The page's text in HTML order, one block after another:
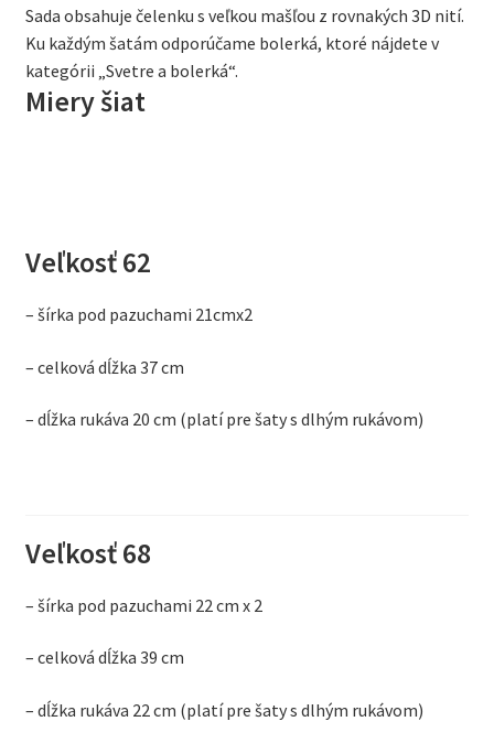
Sada obsahuje čelenku s veľkou mašľou z rovnakých 3D nití.
Ku každým šatám odporúčame bolerká, ktoré nájdete v
kategórii „Svetre a bolerká“.
Miery šiat
Veľkosť 62
– šírka pod pazuchami 21cmx2
– celková dĺžka 37 cm
– dĺžka rukáva 20 cm (platí pre šaty s dlhým rukávom)
Veľkosť 68
– šírka pod pazuchami 22 cm x 2
– celková dĺžka 39 cm
– dĺžka rukáva 22 cm (platí pre šaty s dlhým rukávom)